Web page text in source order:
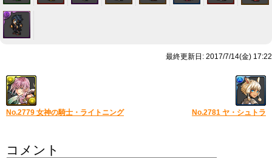
最終更新日: 2017/7/14(金) 17:22
No.2779 女神の騎士・ライトニング No.2781 ヤ・シュトラ
コメント